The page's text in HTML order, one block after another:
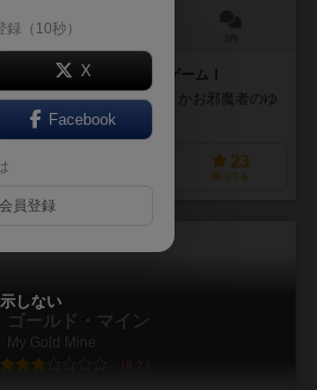
終わる正体隠匿系ボードゲーム！
ツリ系じゃなく、BANGとかお邪魔者のゆ
23
持ってる
ゴールド・マイン
My Gold Mine
6.2
（10秒）
X
Facebook
員登録
しない